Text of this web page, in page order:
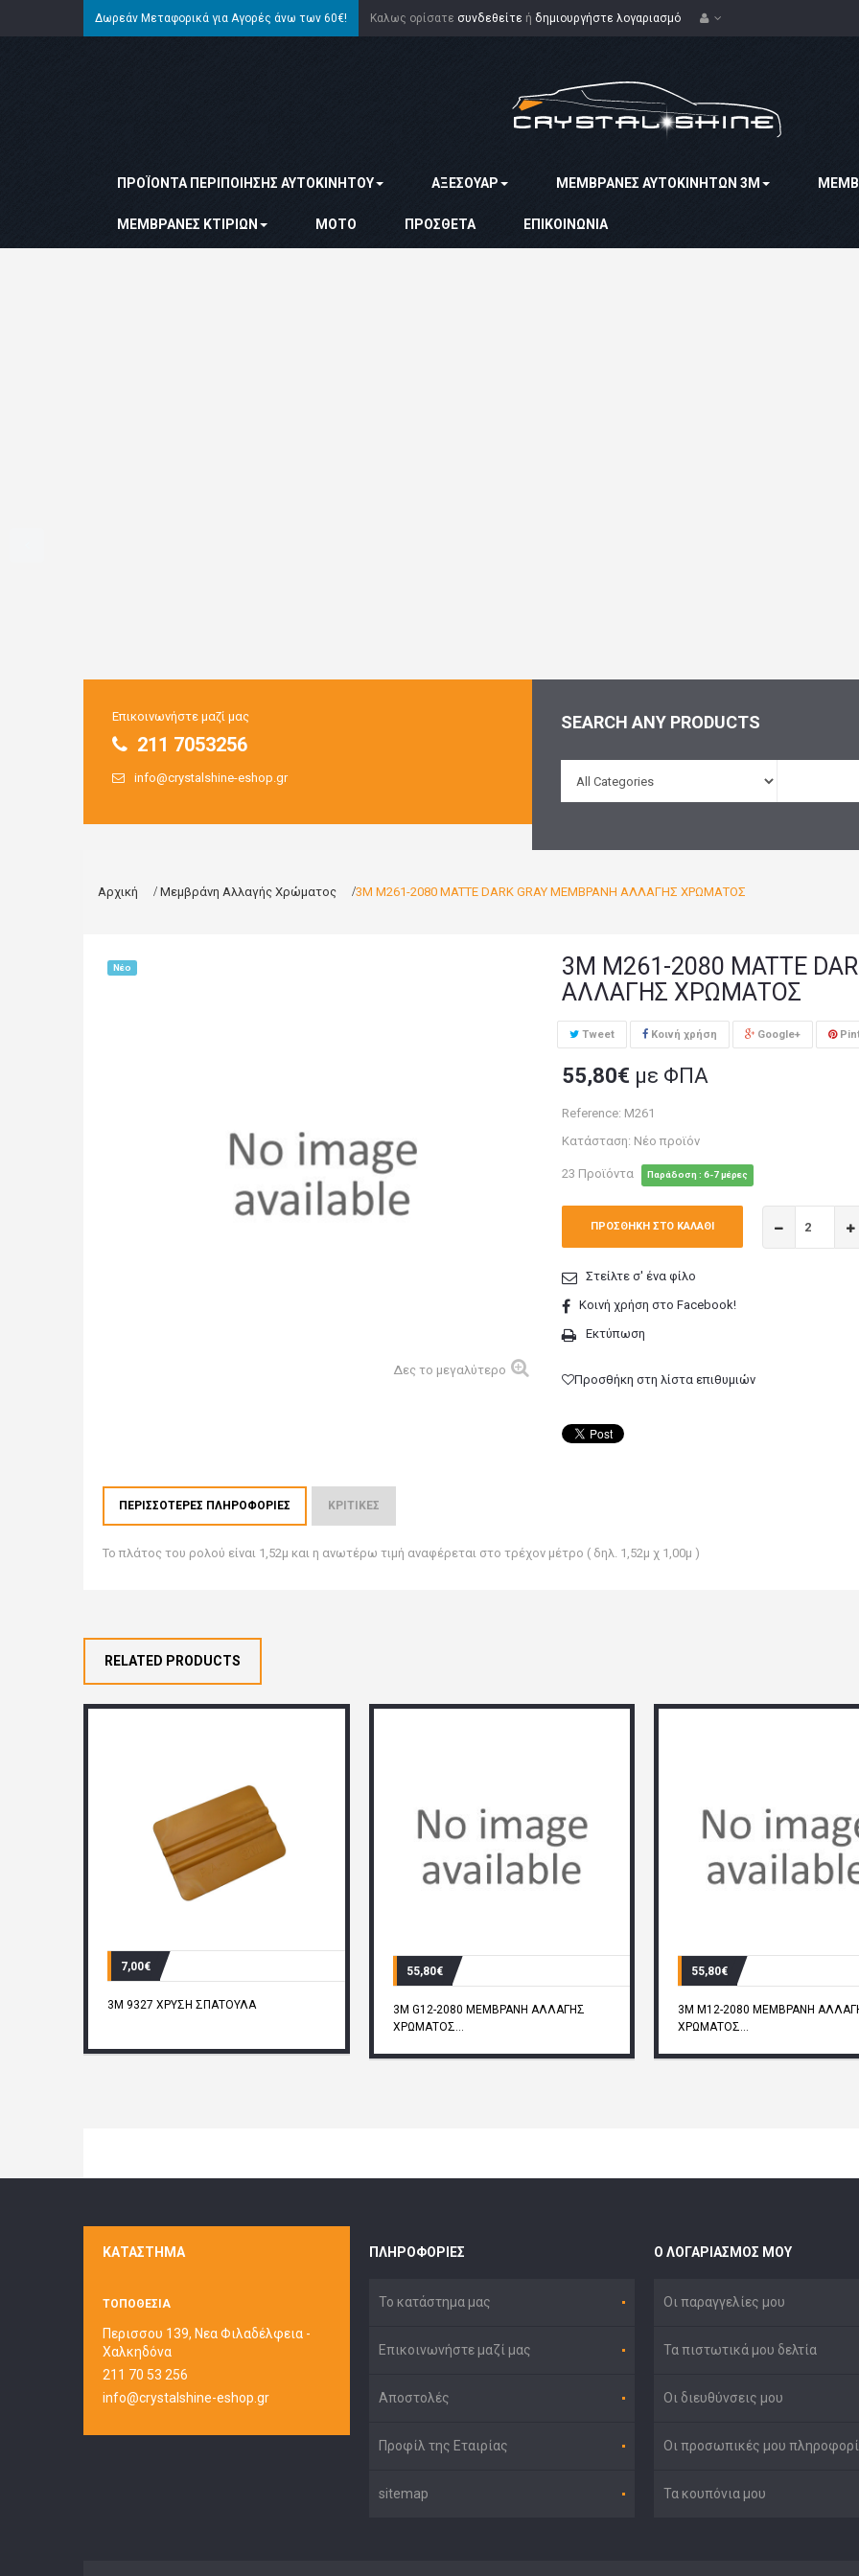
Δωρεάν Μεταφορικά για Αγορές άνω των 60€! Καλως ορίσατε συνδεθείτε ή δημιουργήστε λογαριασμό
ΠΡΟΪΌΝΤΑ ΠΕΡΙΠΟΊΗΣΗΣ ΑΥΤΟΚΙΝΉΤΟΥ ΑΞΕΣΟΥΆΡ MΕΜΒΡΆΝΕΣ ΑΥΤΟΚΙΝΉΤΩΝ 3Μ
ΜΕΜΒΡΆΝΕΣ ΚΤΙΡΊΩΝ ΜΌΤΟ ΠΡΌΣΘΕΤΑ ΕΠΙΚΟΙΝΩΝΊΑ
Επικοινωνήστε μαζί μας
211 7053256
info@crystalshine-eshop.gr
SEARCH ANY PRODUCTS
Αρχική Μεμβράνη Αλλαγής Χρώματος 3M M261-2080 MATTE DARK GRAY ΜΕΜΒΡΑΝΗ ΑΛΛΑΓΗΣ ΧΡΩΜΑΤΟΣ
Νέο
Δες το μεγαλύτερο
3M M261-2080 MATTE
ΑΛΛΑΓΗΣ ΧΡΩΜΑΤΟΣ
Tweet Κοινή χρήση Google+
55,80€ με ΦΠΑ
Reference: M261
Κατάσταση: Νέο προϊόν
23 Προϊόντα Παράδοση : 6-7 μέρες
ΠΡΟΣΘΉΚΗ ΣΤΟ ΚΑΛΆΘΙ
Στείλτε σ' ένα φίλο
Κοινή χρήση στο Facebook!
Εκτύπωση
Προσθήκη στη λίστα επιθυμιών
ΠΕΡΙΣΣΌΤΕΡΕΣ ΠΛΗΡΟΦΟΡΊΕΣ ΚΡΙΤΙΚΈΣ
Το πλάτος του ρολού είναι 1,52μ και η ανωτέρω τιμή αναφέρεται στο τρέχον μέτρο ( δηλ. 1,52μ χ 1,00μ )
RELATED PRODUCTS
7,00€
3M 9327 ΧΡΥΣΗ ΣΠΑΤΟΥΛΑ
55,80€
3M G12-2080 ΜΕΜΒΡΑΝΗ ΑΛΛΑΓΗΣ
ΧΡΩΜΑΤΟΣ...
55,80€
3M M12-2080 ΜΕΜΒΡΑΝΗ
ΧΡΩΜΑΤΟΣ...
ΚΑΤΆΣΤΗΜΑ
ΤΟΠΟΘΕΣΙΑ
Περισσου 139, Νεα Φιλαδέλφεια -
Χαλκηδόνα
211 70 53 256
info@crystalshine-eshop.gr
ΠΛΗΡΟΦΟΡΊΕΣ
Το κατάστημα μας
Επικοινωνήστε μαζί μας
Αποστολές
Προφίλ της Εταιρίας
sitemap
Ο ΛΟΓΑΡΙΑΣΜΌΣ ΜΟΥ
Οι παραγγελίες μου
Τα πιστωτικά μου δελτία
Οι διευθύνσεις μου
Οι προσωπικές μου
Τα κουπόνια μου